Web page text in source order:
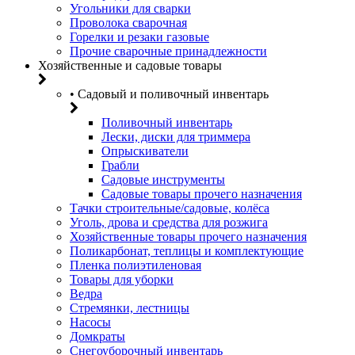
Угольники для сварки
Проволока сварочная
Горелки и резаки газовые
Прочие сварочные принадлежности
Хозяйственные и садовые товары
• Садовый и поливочный инвентарь
Поливочный инвентарь
Лески, диски для триммера
Опрыскиватели
Грабли
Садовые инструменты
Садовые товары прочего назначения
Тачки строительные/садовые, колёса
Уголь, дрова и средства для розжига
Хозяйственные товары прочего назначения
Поликарбонат, теплицы и комплектующие
Пленка полиэтиленовая
Товары для уборки
Ведра
Стремянки, лестницы
Насосы
Домкраты
Снегоуборочный инвентарь